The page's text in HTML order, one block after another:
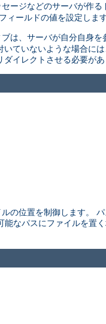
ージなどのサーバが作
ールドの値を設定します
は、サーバが自分自身
ていないような場合に
イレクトさせる必要があ
の位置を制御します。
なパスにファイルを置